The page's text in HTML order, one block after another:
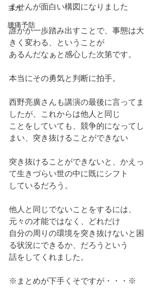
ヨガ
腰痛予防
ませんが面白い構図になりました
誰かが一歩踏み出すことで、事態は大
きく変わる、ということが
あるんだなぁと感心した次第です。
本当にその勇気と判断に拍手。
西野亮廣さんも講演の最後に言ってま
したが、これからは他人と同じ
ことをしていても、競争的になってし
まい、突き抜けることができない
突き抜けることができないと、かえっ
て生きづらい世の中に既にシフト
しているだろう。
他人と同じでないことをするには、
元々の才能ではなく、どれだけ
自分の周りの環境を突き抜けないと困
る状況にできるか、だろうという
話をしてくれました。
※まとめが下手くそですが・・・※